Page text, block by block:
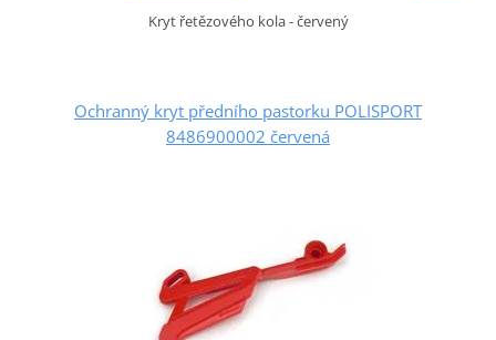
Kryt řetězového kola - červený
Ochranný kryt předního pastorku POLISPORT
8486900002 červená